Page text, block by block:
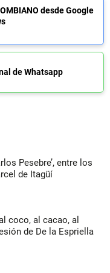
desde Google
de Whatsapp
Pesebre’, entre los
de Itagüí
coco, al cacao, al
de De la Espriella